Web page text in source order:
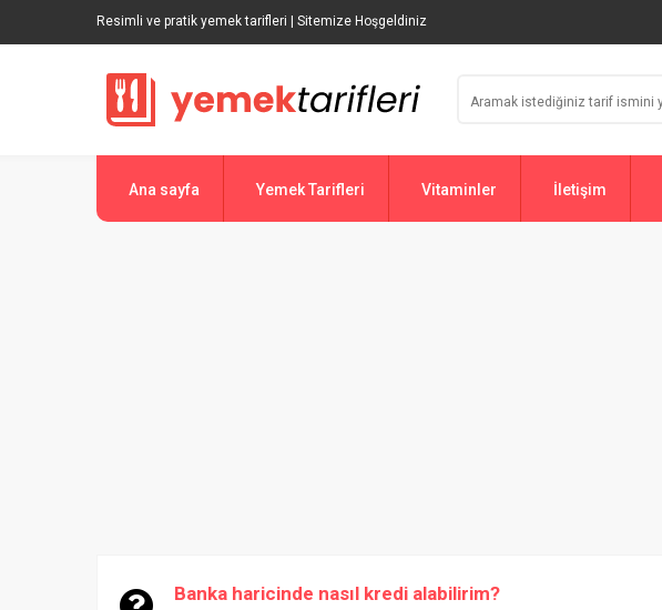
Resimli ve pratik yemek tarifleri | Sitemize Hoşgeldiniz
Ana sayfa Yemek Tarifleri Vitaminler İletişim
Banka haricinde nasıl kredi alabilirim?